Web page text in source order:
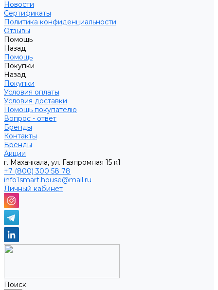
Новости
Сертификаты
Политика конфиденциальности
Отзывы
Помощь
Назад
Помощь
Покупки
Назад
Покупки
Условия оплаты
Условия доставки
Помощь покупателю
Вопрос - ответ
Бренды
Контакты
Бренды
Акции
г. Махачкала, ул. Газпромная 15 к1
+7 (800) 300 58 78
info1smart.house@mail.ru
Личный кабинет
Поиск